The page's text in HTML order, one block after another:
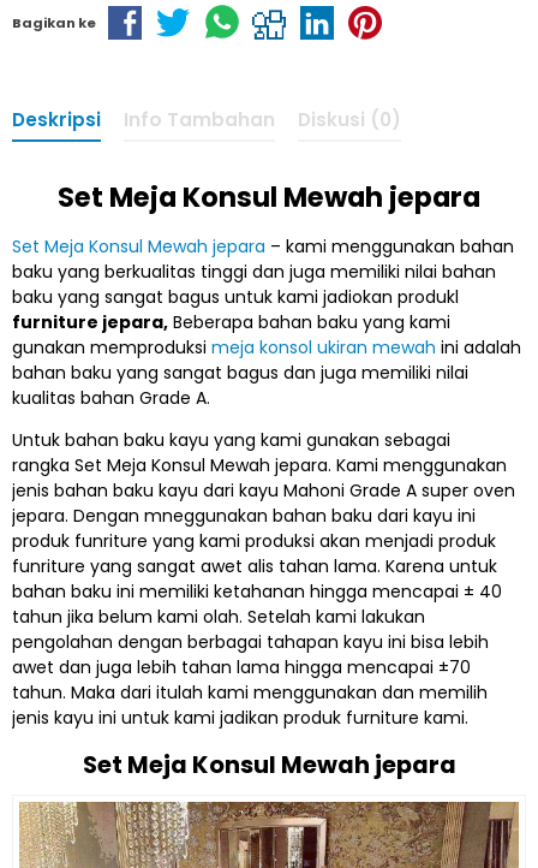
Bagikan ke
Deskripsi Info Tambahan Diskusi (0)
Set Meja Konsul Mewah jepara
Set Meja Konsul Mewah jepara – kami menggunakan bahan
baku yang berkualitas tinggi dan juga memiliki nilai bahan
baku yang sangat bagus untuk kami jadiokan produkl
furniture jepara, Beberapa bahan baku yang kami
gunakan memproduksi meja konsol ukiran mewah ini adalah
bahan baku yang sangat bagus dan juga memiliki nilai
kualitas bahan Grade A.
Untuk bahan baku kayu yang kami gunakan sebagai
rangka Set Meja Konsul Mewah jepara. Kami menggunakan
jenis bahan baku kayu dari kayu Mahoni Grade A super oven
jepara. Dengan mneggunakan bahan baku dari kayu ini
produk funriture yang kami produksi akan menjadi produk
funriture yang sangat awet alis tahan lama. Karena untuk
bahan baku ini memiliki ketahanan hingga mencapai ± 40
tahun jika belum kami olah. Setelah kami lakukan
pengolahan dengan berbagai tahapan kayu ini bisa lebih
awet dan juga lebih tahan lama hingga mencapai ±70
tahun. Maka dari itulah kami menggunakan dan memilih
jenis kayu ini untuk kami jadikan produk furniture kami.
Set Meja Konsul Mewah jepara